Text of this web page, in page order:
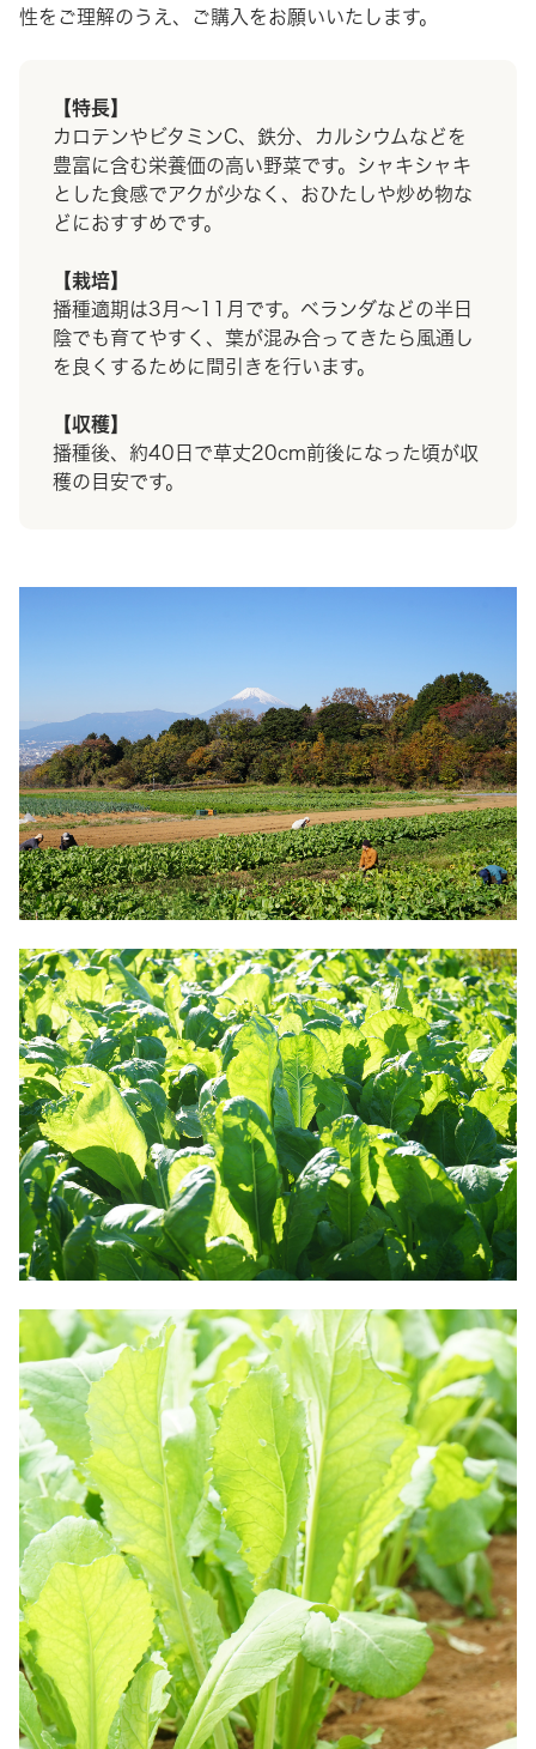
性をご理解のうえ、ご購入をお願いいたします。
【特長】
カロテンやビタミンC、鉄分、カルシウムなどを
豊富に含む栄養価の高い野菜です。シャキシャキ
とした食感でアクが少なく、おひたしや炒め物な
どにおすすめです。
【栽培】
播種適期は3月～11月です。ベランダなどの半日
陰でも育てやすく、葉が混み合ってきたら風通し
を良くするために間引きを行います。
【収穫】
播種後、約40日で草丈20cm前後になった頃が収
穫の目安です。